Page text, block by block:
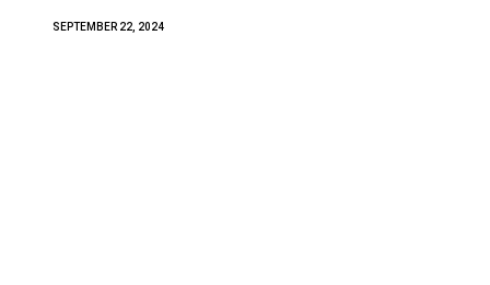
SEPTEMBER 22, 2024